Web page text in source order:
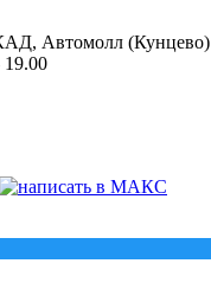
Автомолл (Кунцево)